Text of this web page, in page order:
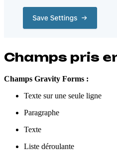
Champs pris
Champs Gravity Forms :
Texte sur une seule ligne
Paragraphe
Texte
Liste déroulante